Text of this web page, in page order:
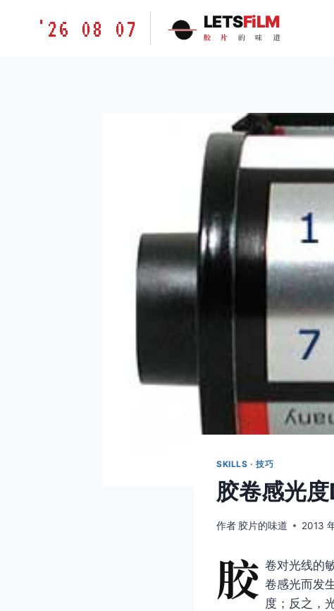
胶'26 08 07 LETSFiLM
胶 片 的 味 道
SKILLS · 技巧
胶卷感光
作者 胶片的味道 2013
胶 卷对光线的
卷感光而发
度；反之，